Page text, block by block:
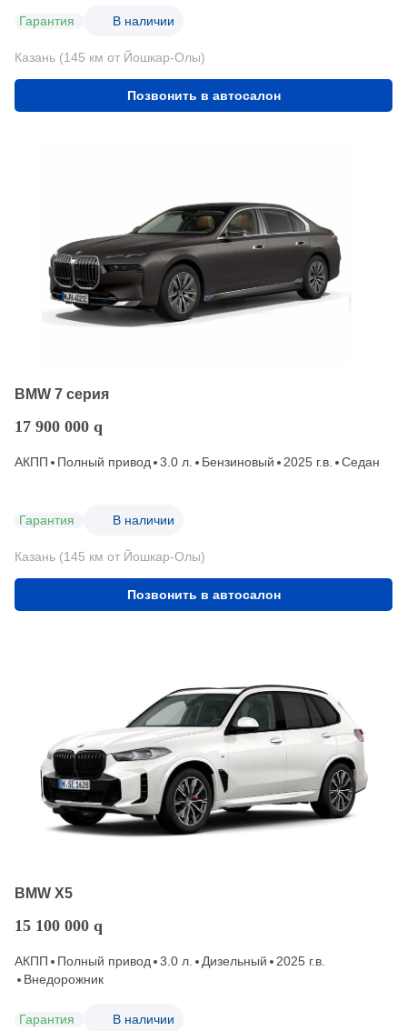
Гарантия В наличии
Казань (145 км от Йошкар-Олы)
Позвонить в автосалон
BMW 7 серия
17 900 000 q
АКПП Полный привод 3.0 л. Бензиновый 2025 г.в. Седан
Гарантия В наличии
Казань (145 км от Йошкар-Олы)
Позвонить в автосалон
BMW X5
15 100 000 q
АКПП Полный привод 3.0 л. Дизельный
2025 г.в.
Внедорожник
Гарантия В наличии